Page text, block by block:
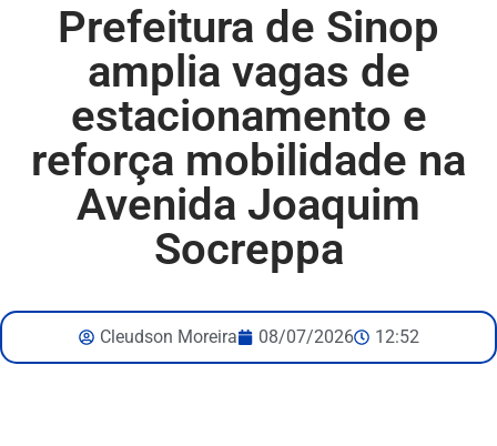
Prefeitura de Sinop
amplia vagas de
estacionamento e
reforça mobilidade na
Avenida Joaquim
Socreppa
Cleudson Moreira 08/07/2026 12:52